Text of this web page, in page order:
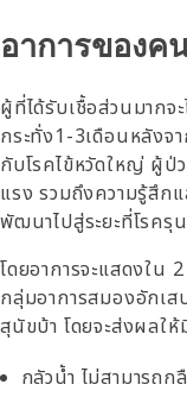
อาการของค
ผู้ที่ได้รับเชื้อส่วนมากจ
กระทั่ง1-3เดือนหลังจ
กับโรคไข้หวัดใหญ่ ผู้ป่
แรง รวมถึงความรู้สึก
พัฒนาไปสู่ระยะที่โรครุ
โดยอาการจะแสดงใน
กลุ่มอาการสมองอักเ
สุนัขบ้า โดยจะส่งผลใ
กลัวน้ำ ไม่สามารถก